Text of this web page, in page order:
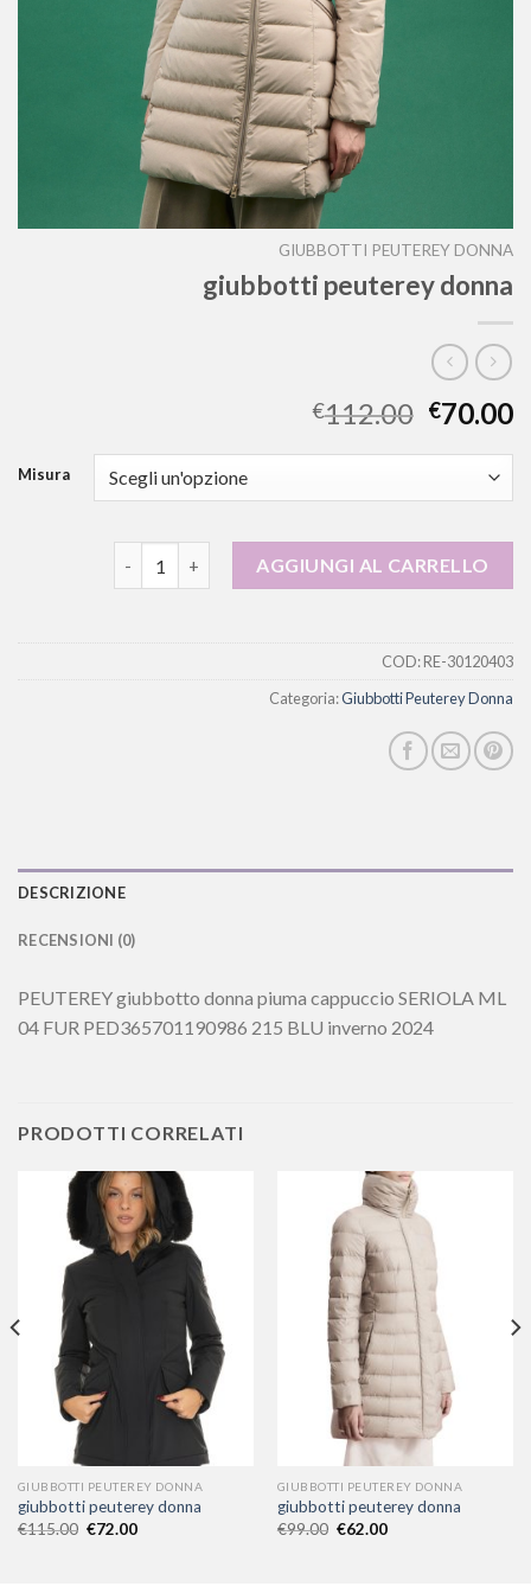
GIUBBOTTI PEUTEREY DONNA
giubbotti peuterey donna
€112.00 €70.00
Misura
AGGIUNGI AL CARRELLO
COD:RE-30120403
Categoria:Giubbotti Peuterey Donna
DESCRIZIONE
RECENSIONI (0)
PEUTEREY giubbotto donna piuma cappuccio SERIOLA ML
04 FUR PED365701190986 215 BLU inverno 2024
PRODOTTI CORRELATI
GIUBBOTTI PEUTEREY DONNA
giubbotti peuterey donna
€115.00 €72.00
GIUBBOTTI PEUTEREY DONNA
giubbotti peuterey donna
€99.00 €62.00